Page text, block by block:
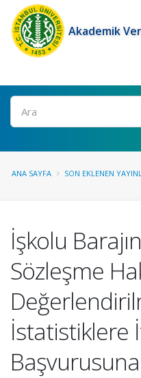
Akademik
Ara
ANA SAYFA SON EKLENEN
İşkolu
Sözleşme
İstatistiklere